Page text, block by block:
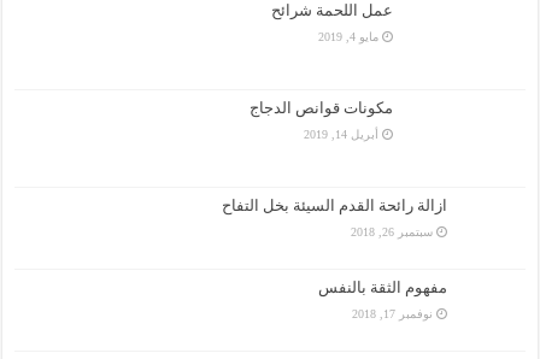
عمل اللحمة شرائح
مايو 4, 2019
مكونات قوانص الدجاج
أبريل 14, 2019
ازالة رائحة القدم السيئة بخل التفاح
سبتمبر 26, 2018
مفهوم الثقة بالنفس
نوفمبر 17, 2018